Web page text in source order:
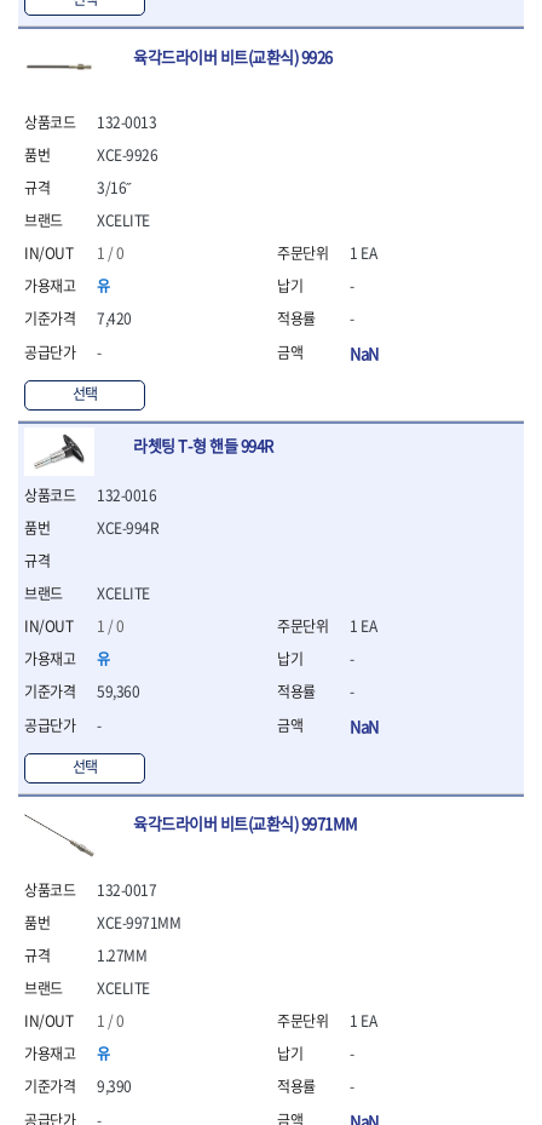
- 기타
- 라쳇 드라이버
- 라쳇스패너
- 모터렌치
- 함마스패너
절연.전설.방폭공구
- 절연옵셋렌치
- 절연드라이버
- 절연스패너
- 절연T렌치
- 절연별비트소켓
- 절연육각비트소켓
- 절연라쳇핸들
- 절연렌치
- 절연토크렌치
- 절연링렌치
- 절연전공칼
- 절연안전모
- 절연매트
- 방폭소켓
- 방폭라쳇핸들
- 절연일자드라이버
- 절연별드라이버
- 절연드라이버세트
- 스트리퍼
- 자동스트리퍼
- 케이블스트리퍼
- 압착기
- 절연공구세트
- 절연비트홀다
- 절연비트홀다드라이버
- 방폭망치
- 절연L렌치
육각드라이버 비트(교환식) 9926
132-0013
XCELITE
1 / 0
유
7,420
-
선택
XCE-9926
3/16˝
1 EA
-
-
NaN
라쳇팅 T-형 핸들 994R
132-0016
XCELITE
1 / 0
유
59,360
-
선택
XCE-994R
1 EA
-
-
NaN
육각드라이버 비트(교환식) 9971MM
132-0017
XCELITE
1 / 0
유
9,390
-
XCE-9971MM
1.27MM
1 EA
-
-